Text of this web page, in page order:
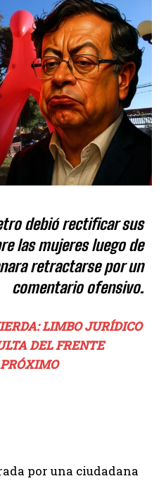
debió rectificar sus
las mujeres luego de
retractarse por un
comentario ofensivo.
LIMBO JURÍDICO
DEL FRENTE
por una ciudadana